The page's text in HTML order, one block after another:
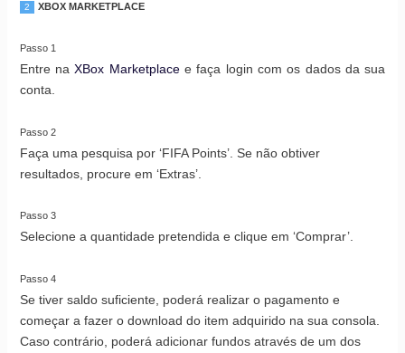
2 XBOX MARKETPLACE
Passo 1
Entre naXBox Marketplacee faça login com os dados da sua
conta.
Passo 2
Faça uma pesquisa por ‘FIFA Points’. Se não obtiver
resultados, procure em ‘Extras’.
Passo 3
Selecione a quantidade pretendida e clique em ‘Comprar’.
Passo 4
Se tiver saldo suficiente, poderá realizar o pagamento e
começar a fazer o download do item adquirido na sua consola.
Caso contrário, poderá adicionar fundos através de um dos